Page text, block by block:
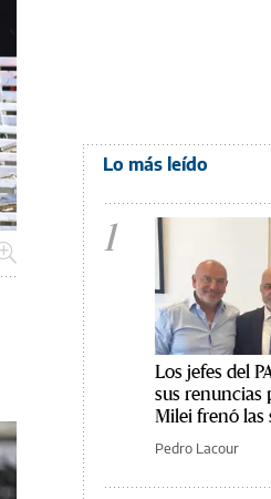
Lo más leído
1
Los jefes del
sus renuncias
Milei frenó las
Pedro Lacour